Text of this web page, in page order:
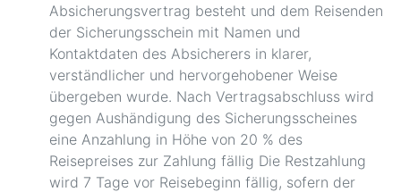
Absicherungsvertrag besteht und dem Reisenden
der Sicherungsschein mit Namen und
Kontaktdaten des Absicherers in klarer,
verständlicher und hervorgehobener Weise
übergeben wurde. Nach Vertragsabschluss wird
gegen Aushändigung des Sicherungsscheines
eine Anzahlung in Höhe von 20 % des
Reisepreises zur Zahlung fällig Die Restzahlung
wird 7 Tage vor Reisebeginn fällig, sofern der